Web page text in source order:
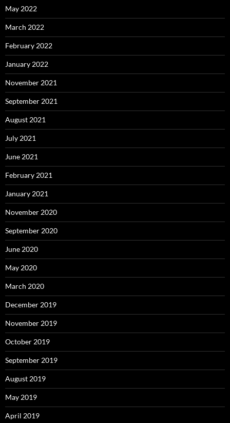
May 2022
March 2022
February 2022
January 2022
November 2021
September 2021
August 2021
July 2021
June 2021
February 2021
January 2021
November 2020
September 2020
June 2020
May 2020
March 2020
December 2019
November 2019
October 2019
September 2019
August 2019
May 2019
April 2019